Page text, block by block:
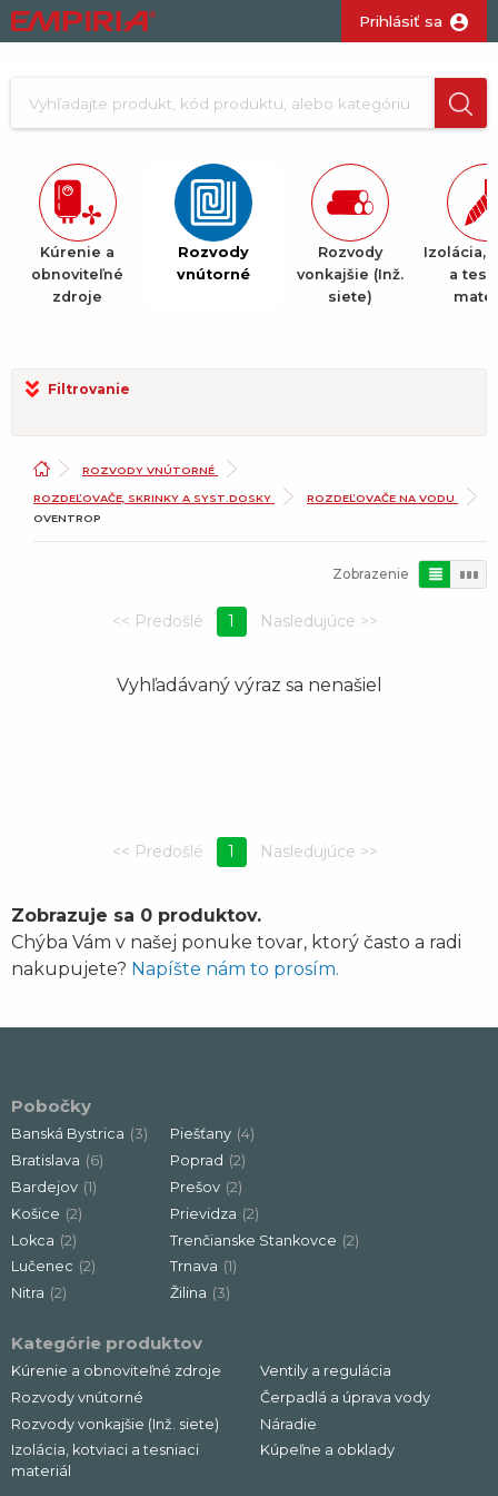
Prihlásiť sa
Kúrenie a
obnoviteľné
zdroje
Rozvody
vnútorné
Rozvody
vonkajšie (Inž.
siete)
Izolácia,
a
Filtrovanie
ROZVODY VNÚTORNÉ
ROZDEĽOVAČE, SKRINKY A SYST.DOSKY
ROZDEĽOVAČE NA VODU
OVENTROP
Zobrazenie
1
Vyhľadávaný výraz sa nenašiel
1
Zobrazuje sa 0 produktov.
Chýba Vám v našej ponuke tovar, ktorý často a radi
nakupujete? Napíšte nám to prosím.
Pobočky
Banská Bystrica (3)
Bratislava (6)
Bardejov (1)
Košice (2)
Lokca (2)
Lučenec (2)
Nitra (2)
Piešťany (4)
Poprad (2)
Prešov (2)
Prievidza (2)
Trenčianske Stankovce (2)
Trnava (1)
Žilina (3)
Kategórie produktov
Kúrenie a obnoviteľné zdroje
Rozvody vnútorné
Rozvody vonkajšie (Inž. siete)
Izolácia, kotviaci a tesniaci
materiál
Ventily a regulácia
Čerpadlá a úprava vody
Náradie
Kúpeľne a obklady